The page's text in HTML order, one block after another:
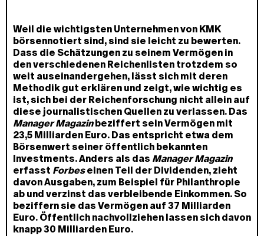
Weil die wichtigsten Unternehmen von KMK
börsennotiert sind, sind sie leicht zu bewerten.
Dass die Schätzungen zu seinem Vermögen in
den verschiedenen Reichenlisten trotzdem so
weit auseinandergehen, lässt sich mit deren
Methodik gut erklären und zeigt, wie wichtig es
ist, sich bei der Reichenforschung nicht allein auf
diese journalistischen Quellen zu verlassen. Das
Manager Magazinbeziffert sein Vermögen mit
23,5 Milliarden Euro. Das entspricht etwa dem
Börsenwert seiner öffentlich bekannten
Investments. Anders als das Manager Magazin
erfasst Forbeseinen Teil der Dividenden, zieht
davon Ausgaben, zum Beispiel für Philanthropie
ab und verzinst das verbleibende Einkommen. So
beziffern sie das Vermögen auf 37 Milliarden
Euro. Öffentlich nachvollziehen lassen sich davon
knapp 30 Milliarden Euro.